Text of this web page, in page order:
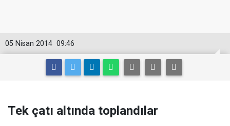
09:46
05 Nisan 2014
Tek çatı altında toplandılar